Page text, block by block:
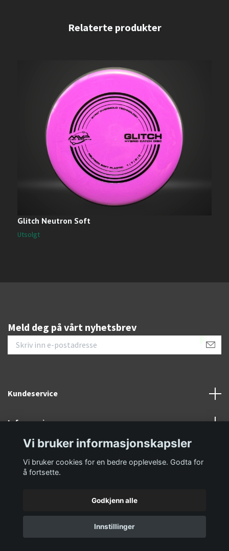
Glitch Neutron Soft
Utsolgt
Meld deg på vårt nyhetsbrev
Kundeservice
Informasjon
© 2026 GolfKongen
Vi bruker informasjonskapsler
Vi bruker cookies for en bedre opplevelse. Godta for
å fortsette.
Godkjenn alle
Innstillinger